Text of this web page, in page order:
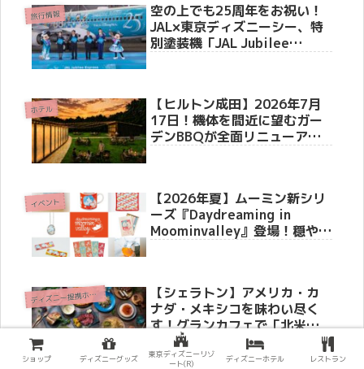
旅行情報
空の上でも25周年をお祝い！
JAL×東京ディズニーシー、特
別塗装機「JAL Jubilee
ホテル
【ヒルトン成田】2026年7月
17日！機体を間近に望むガー
デンBBQが全面リニューア
イベント
【2026年夏】ムーミン新シリ
ーズ『Daydreaming in
Moominvalley』登場！穏やか
デ
ィズニー提携ホテル
【シェラトン】アメリカ・カ
ナダ・メキシコを味わい尽く
す！グランカフェで「北米フ
ードフェア」6月1日より開催
ショップ ディズニーグッズ
東京ディズニーリゾ
ート(R)
ディズニーホテル レストラン